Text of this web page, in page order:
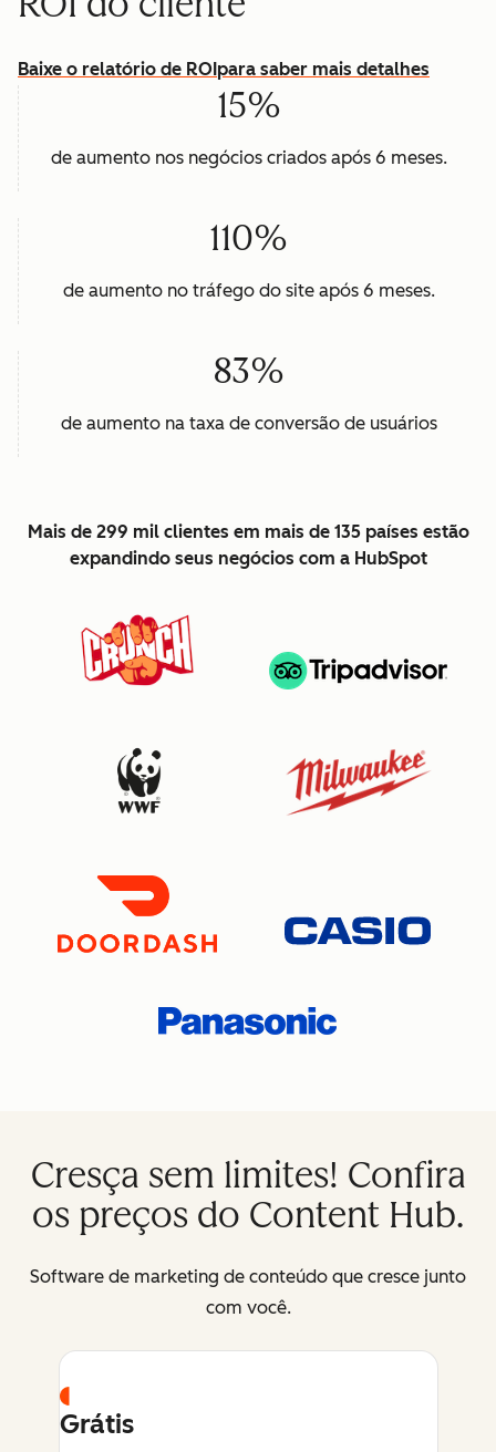
Baixe o relatório de ROIpara saber mais detalhes
15%
de aumento nos negócios criados após 6 meses.
110%
de aumento no tráfego do site após 6 meses.
83%
de aumento na taxa de conversão de usuários
Mais de 299 mil clientes em mais de 135 países estão
expandindo seus negócios com a HubSpot
Cresça sem limites! Confira
os preços do Content Hub.
Software de marketing de conteúdo que cresce junto
com você.
Grátis